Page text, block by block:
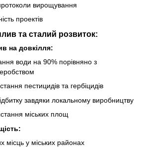
вирощування
проектів
та сталий розвиток:
на довкілля:
води на 90% порівняно з
пестицидів та гербіцидів
завдяки локальному виробництву
міських площ
місць у міських районах